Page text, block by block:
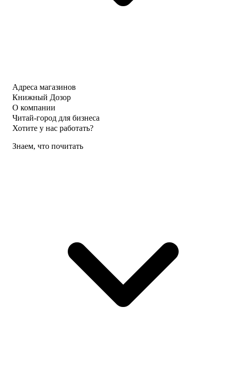
Адреса магазинов
Книжный Дозор
О компании
Читай-город для бизнеса
Хотите у нас работать?
Знаем, что почитать